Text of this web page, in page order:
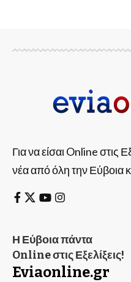
Για να είσαι Online στις
νέα από όλη την Εύβοια
Η Εύβοια πάντα
Online στις Εξελίξεις!
Eviaonline.gr